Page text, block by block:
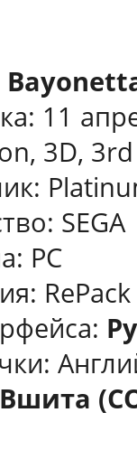
11
3D, 3rd
SEGA
РС
RePack
Вшита